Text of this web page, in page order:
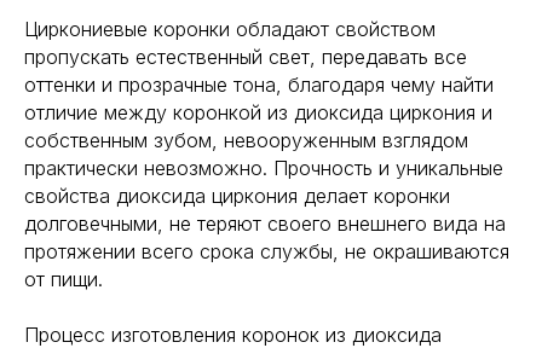
Циркониевые коронки обладают свойством
пропускать естественный свет, передавать все
оттенки и прозрачные тона, благодаря чему найти
отличие между коронкой из диоксида циркония и
собственным зубом, невооруженным взглядом
практически невозможно. Прочность и уникальные
свойства диоксида циркония делает коронки
долговечными, не теряют своего внешнего вида на
протяжении всего срока службы, не окрашиваются
от пищи.
Процесс изготовления коронок из диоксида